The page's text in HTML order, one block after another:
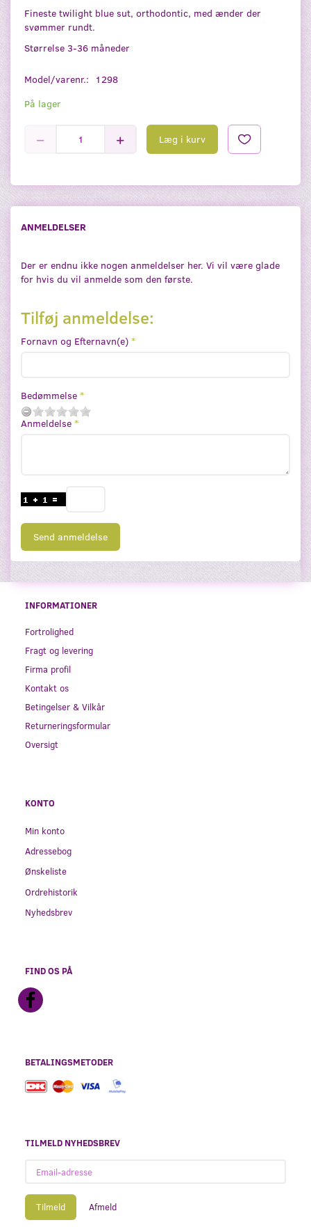
Fineste twilight blue sut, orthodontic, med ænder der
svømmer rundt.
Størrelse 3-36 måneder
Model/varenr.:
1298
På lager
Læg i kurv
ANMELDELSER
Der er endnu ikke nogen anmeldelser her. Vi vil være glade
for hvis du vil anmelde som den første.
Tilføj anmeldelse:
Fornavn og Efternavn(e)
Bedømmelse
Anmeldelse
Send anmeldelse
INFORMATIONER
Fortrolighed
Fragt og levering
Firma profil
Kontakt os
Betingelser & Vilkår
Returneringsformular
Oversigt
KONTO
Min konto
Adressebog
Ønskeliste
Ordrehistorik
Nyhedsbrev
FIND OS PÅ
BETALINGSMETODER
TILMELD NYHEDSBREV
adresse
Tilmeld Afmeld